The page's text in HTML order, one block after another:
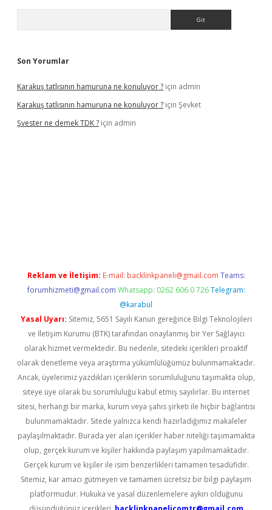
Son Yorumlar
Karakuş tatlısının hamuruna ne konuluyor ? için admin
Karakuş tatlısının hamuruna ne konuluyor ? için Şevket
Şvester ne demek TDK ? için admin
Reklam ve İletişim: E-mail: backlinkpaneli@gmail.com Teams:
forumhizmeti@gmail.com Whatsapp: 0262 606 0 726 Telegram:
@karabul
Yasal Uyarı: Sitemiz, 5651 Sayılı Kanun gereğince Bilgi Teknolojileri
ve İletişim Kurumu (BTK) tarafından onaylanmış bir Yer Sağlayıcı
olarak hizmet vermektedir. Bu nedenle, sitedeki içerikleri proaktif
olarak denetleme veya araştırma yükümlülüğümüz bulunmamaktadır.
Ancak, üyelerimiz yazdıkları içeriklerin sorumluluğunu taşımakta olup,
siteye üye olarak bu sorumluluğu kabul etmiş sayılırlar. Bu internet
sitesi, herhangi bir marka, kurum veya şahıs şirketi ile hiçbir bağlantısı
bulunmamaktadır. Sitede yalnızca kendi hazırladığımız makaleler
paylaşılmaktadır. Burada yer alan içerikler haber niteliği taşımamakta
olup, gerçek kurum ve kişiler hakkında paylaşım yapılmamaktadır.
Gerçek kurum ve kişiler ile isim benzerlikleri tamamen tesadüfidir.
Sitemiz, kar amacı gütmeyen ve tamamen ücretsiz bir bilgi paylaşım
platformudur. Hukuka ve yasal düzenlemelere aykırı olduğunu